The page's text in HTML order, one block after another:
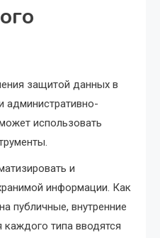
защитой данных в
административно-
использовать
и
информации. Как
публичные, внутренние
типа вводятся